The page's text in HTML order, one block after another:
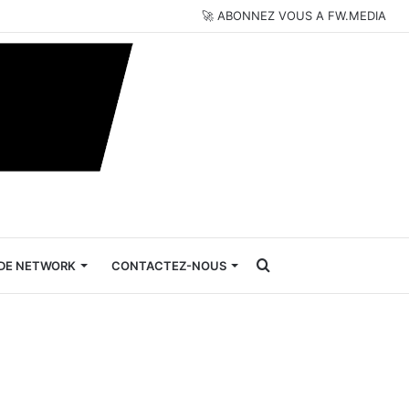
🚀 ABONNEZ VOUS A FW.MEDIA
NETWORK CONTACTEZ-NOUS Rechercher